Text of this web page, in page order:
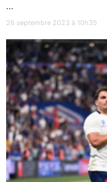
...
26 septembre 2023 à 10h35